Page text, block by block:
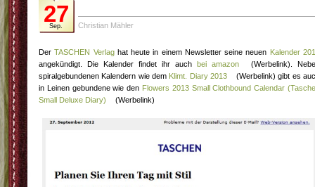
27
Sep. Christian Mähler
DerTASCHEN Verlaghat heute in einem Newsletter seine neuen Kalender
angekündigt. Die Kalender findet ihr auch bei amazon
(Werbelink).
spiralgebundenen Kalendern wie dem Klimt. Diary 2013
(Werbelink) gibt es
in Leinen gebundene wie den Flowers 2013 Small Clothbound Calendar
Small Deluxe Diary)
(Werbelink)